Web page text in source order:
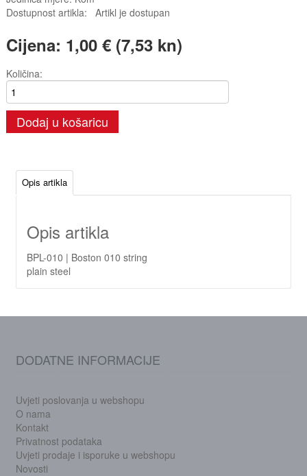
Dostupnost artikla: Artikl je dostupan
Cijena: 1,00 € (7,53 kn)
Količina:
Dodaj u košaricu
Opis artikla
Opis artikla
BPL-010 | Boston 010 string
plain steel
DODATNE INFORMACIJE
Uvjeti poslovanja u webshopu
O nama
Kontakt
Privatnost podataka
Uvjeti prodaje i isporuke u webshopu
Novosti